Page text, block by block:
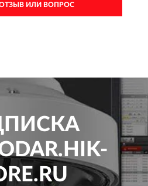
ИЛИ ВОПРОС